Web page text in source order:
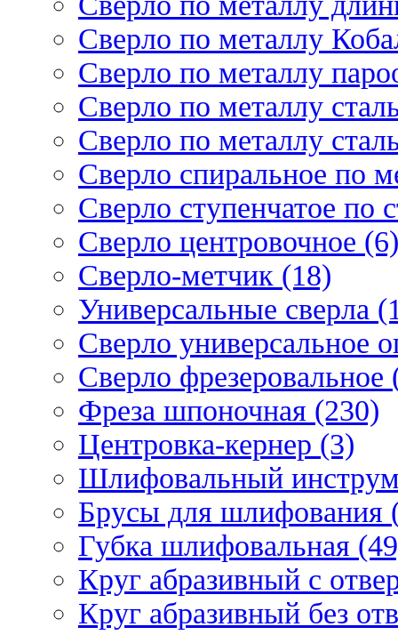
Сверло по металлу
Сверло по металлу
Сверло по металлу
Сверло по металлу
Сверло спиральное по
Сверло ступенчатое по
Сверло центровочное (6)
Сверло-метчик (18)
Универсальные сверла
Сверло универсальное
Сверло фрезеровальное
Фреза шпоночная (230)
Центровка-кернер (3)
Шлифовальный
Брусы для шлифования
Губка шлифовальная
Круг абразивный c
Круг абразивный без